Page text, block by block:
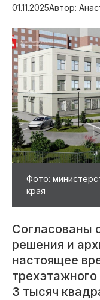
Благоустройство
01.11.2025Автор:
Фото:
края
Согласованы
решения и
настоящее
3 тысяч